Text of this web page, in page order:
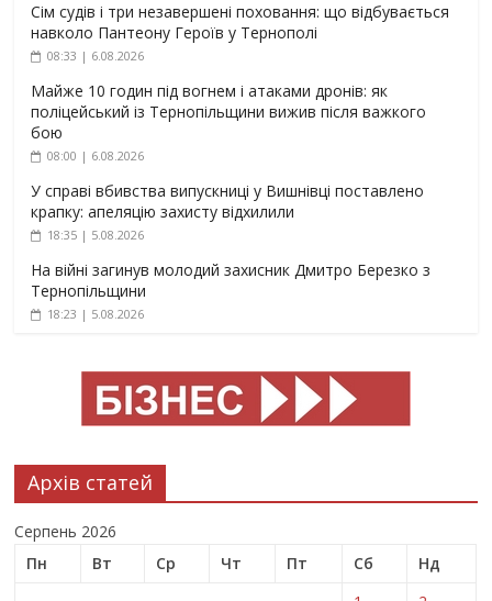
Сім судів і три незавершені поховання: що відбувається
навколо Пантеону Героїв у Тернополі
08:33 | 6.08.2026
Майже 10 годин під вогнем і атаками дронів: як
поліцейський із Тернопільщини вижив після важкого
бою
08:00 | 6.08.2026
У справі вбивства випускниці у Вишнівці поставлено
крапку: апеляцію захисту відхилили
18:35 | 5.08.2026
На війні загинув молодий захисник Дмитро Березко з
Тернопільщини
18:23 | 5.08.2026
Архів статей
Серпень 2026
Пн
Вт Ср Чт Пт Сб
Нд